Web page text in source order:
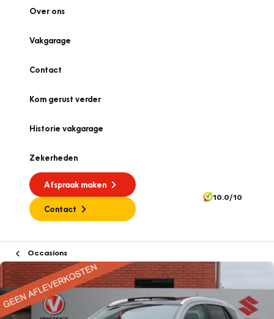
Over ons
Vakgarage
Contact
Kom gerust verder
Historie vakgarage
Zekerheden
Afspraak maken
Contact
10.0/10
Occasions